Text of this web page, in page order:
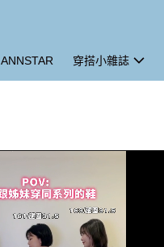
ANNSTAR 穿搭小雜誌